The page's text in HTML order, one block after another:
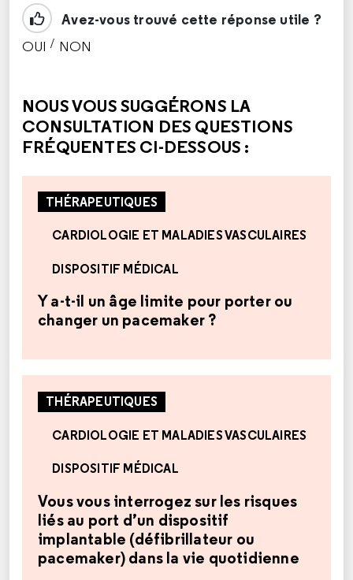
Avez-vous trouvé cette réponse utile ?
OUI / NON
NOUS VOUS SUGGÉRONS LA
CONSULTATION DES QUESTIONS
FRÉQUENTES CI-DESSOUS :
THÉRAPEUTIQUES
CARDIOLOGIE ET MALADIES VASCULAIRES
DISPOSITIF MÉDICAL
Y a-t-il un âge limite pour porter ou
changer un pacemaker ?
THÉRAPEUTIQUES
CARDIOLOGIE ET MALADIES VASCULAIRES
DISPOSITIF MÉDICAL
Vous vous interrogez sur les risques
liés au port d’un dispositif
implantable (défibrillateur ou
pacemaker) dans la vie quotidienne